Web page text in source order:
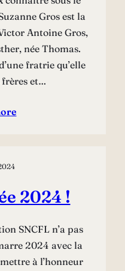
Gros est la
Antoine Gros,
née Thomas.
fratrie qu’elle
frères et…
2024 !
SNCFL n’a pas
2024 avec la
à l’honneur